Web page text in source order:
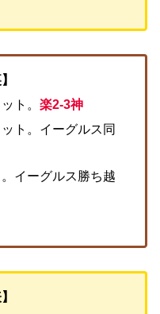
ト。楽2-3神
ト。イーグルス同
イーグルス勝ち越